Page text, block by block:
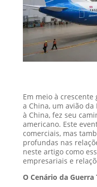
Em meio à
a China, um avião
à China, fez seu
americano. Este
comerciais, mas
profundas nas
neste artigo como
empresariais e
O Cenário da Guerra